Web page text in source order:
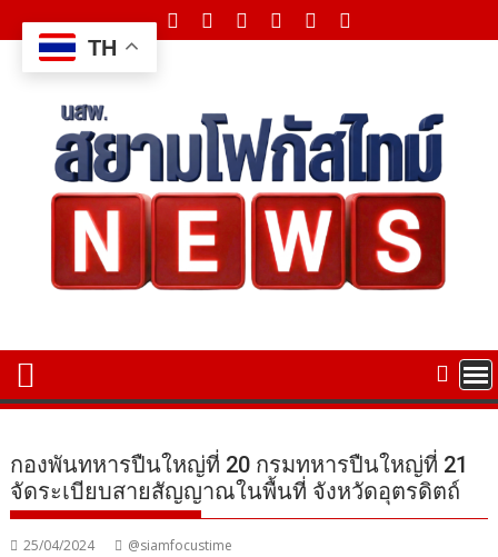
to
content
กองพันทหารปืนใหญ่ที่ 20 กรมทหารปืนใหญ่ที่ 21
จัดระเบียบสายสัญญาณในพื้นที่ จังหวัดอุตรดิตถ์
25/04/2024 @siamfocustime
TH